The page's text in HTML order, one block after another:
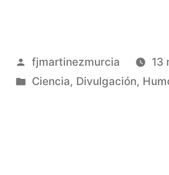
2018!»
Publicado
por
fjmartinezmurcia
13
Publicado
Ciencia, Divulgación,